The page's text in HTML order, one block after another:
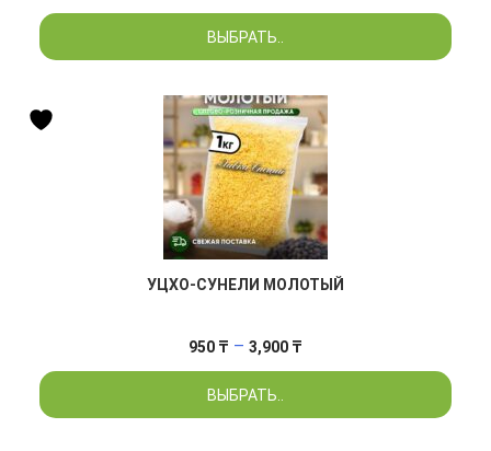
цен:
–
4,100 ₸
ВЫБРАТЬ..
УЦХО-СУНЕЛИ МОЛОТЫЙ
950 ₸ – 3,900 ₸
цен:
–
ВЫБРАТЬ..